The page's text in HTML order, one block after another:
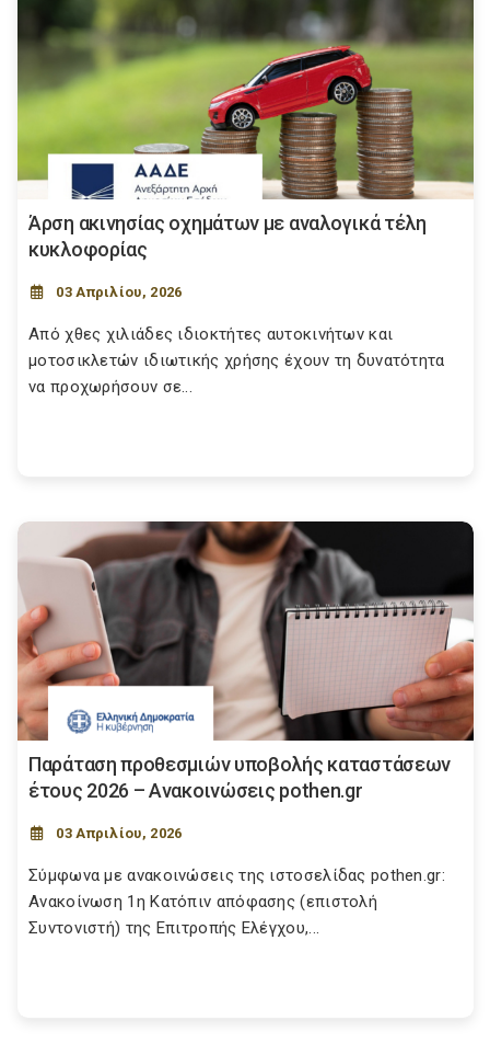
Άρση ακινησίας οχημάτων με αναλογικά τέλη
κυκλοφορίας
03 Απριλίου, 2026
Από χθες χιλιάδες ιδιοκτήτες αυτοκινήτων και
μοτοσικλετών ιδιωτικής χρήσης έχουν τη δυνατότητα
να προχωρήσουν σε...
Παράταση προθεσμιών υποβολής καταστάσεων
έτους 2026 – Ανακοινώσεις pothen.gr
03 Απριλίου, 2026
Σύμφωνα με ανακοινώσεις της ιστοσελίδας pothen.gr:
Ανακοίνωση 1η Κατόπιν απόφασης (επιστολή
Συντονιστή) της Επιτροπής Ελέγχου,...